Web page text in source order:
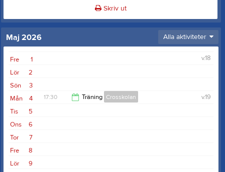
Skriv ut
Maj 2026 Alla aktiviteter
1
Fre
v.18
2
Lör
3
Sön
4
Mån v.19
17:30 Träning Crosskolan
5
Tis
6
Ons
7
Tor
8
Fre
9
Lör